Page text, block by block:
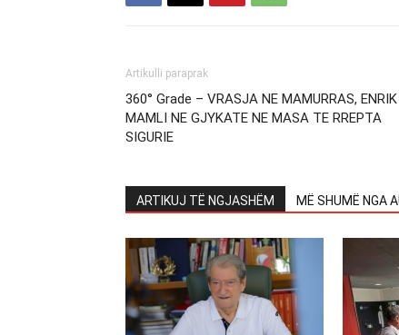
Artikulli paraprak
360° Grade – VRASJA NE MAMURRAS, ENRIK
MAMLI NE GJYKATE NE MASA TE RREPTA
SIGURIE
ARTIKUJ TË NGJASHËM MË SHUMË NGA